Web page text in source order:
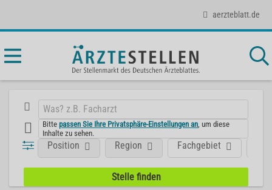
aerzteblatt.de
Bittepassen Sie Ihre Privatsphäre-Einstellungen an , um diese
Inhalte zu sehen.
Position Fachgebiet
Region